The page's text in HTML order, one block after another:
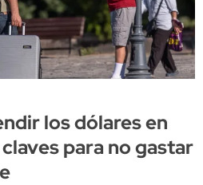
los dólares en
para no gastar